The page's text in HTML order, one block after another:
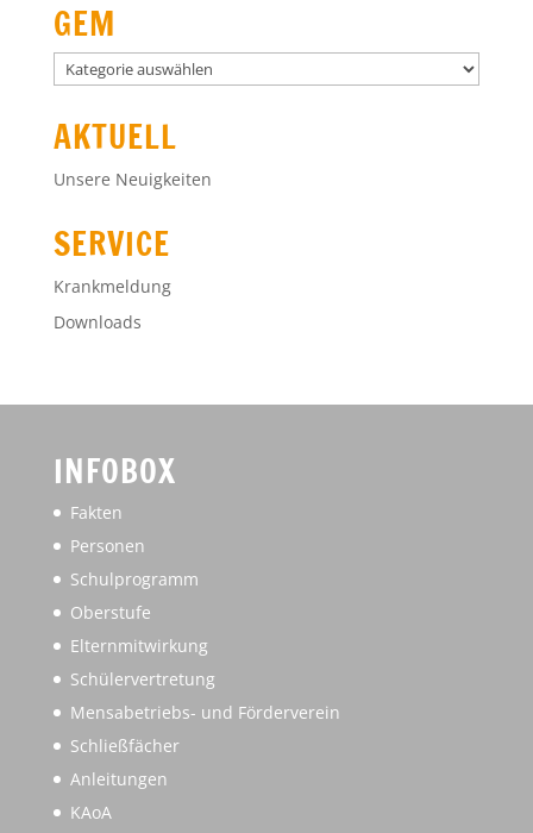
GEM
GEM
AKTUELL
Unsere Neuigkeiten
SERVICE
Krankmeldung
Downloads
INFOBOX
Fakten
Personen
Schulprogramm
Oberstufe
Elternmitwirkung
Schülervertretung
Mensabetriebs- und Förderverein
Schließfächer
Anleitungen
KAoA